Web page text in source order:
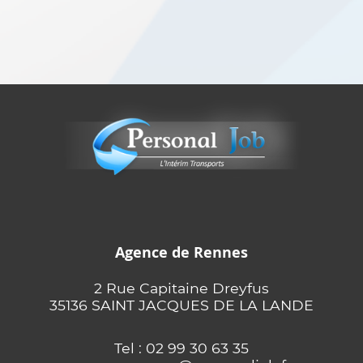
Agence de Rennes
2 Rue Capitaine Dreyfus
35136 SAINT JACQUES DE LA LANDE
Tel : 02 99 30 63 35